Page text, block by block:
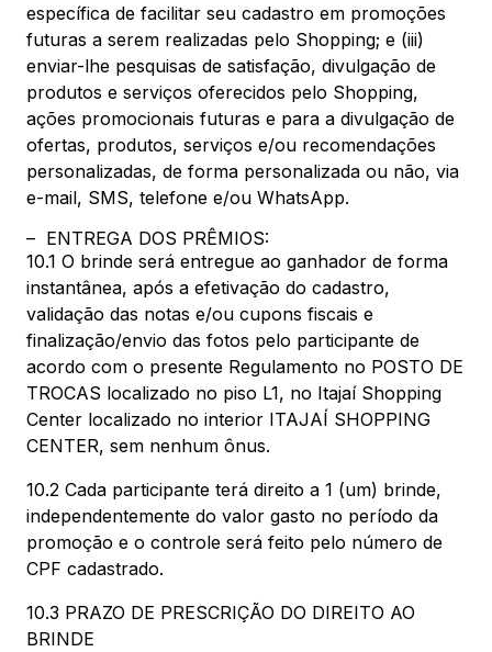
específica de facilitar seu cadastro em promoções
futuras a serem realizadas pelo Shopping; e (iii)
enviar-lhe pesquisas de satisfação, divulgação de
produtos e serviços oferecidos pelo Shopping,
ações promocionais futuras e para a divulgação de
ofertas, produtos, serviços e/ou recomendações
personalizadas, de forma personalizada ou não, via
e-mail, SMS, telefone e/ou WhatsApp.
– ENTREGA DOS PRÊMIOS:
10.1 O brinde será entregue ao ganhador de forma
instantânea, após a efetivação do cadastro,
validação das notas e/ou cupons fiscais e
finalização/envio das fotos pelo participante de
acordo com o presente Regulamento no POSTO DE
TROCAS localizado no piso L1, no Itajaí Shopping
Center localizado no interior ITAJAÍ SHOPPING
CENTER, sem nenhum ônus.
10.2 Cada participante terá direito a 1 (um) brinde,
independentemente do valor gasto no período da
promoção e o controle será feito pelo número de
CPF cadastrado.
10.3 PRAZO DE PRESCRIÇÃO DO DIREITO AO
BRINDE